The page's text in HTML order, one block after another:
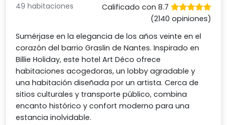
49 habitaciones
Calificado con 8.7
(2140 opiniones)
Sumérjase en la elegancia de los años veinte en el
corazón del barrio Graslin de Nantes. Inspirado en
Billie Holiday, este hotel Art Déco ofrece
habitaciones acogedoras, un lobby agradable y
una habitación diseñada por un artista. Cerca de
sitios culturales y transporte público, combina
encanto histórico y confort moderno para una
estancia inolvidable.